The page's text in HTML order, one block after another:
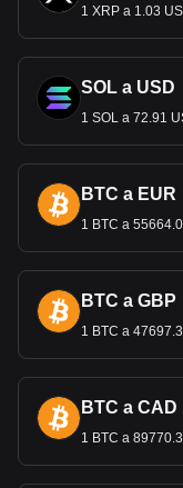
1 XRP a 1.03
SOL a USD
1 SOL a 72.91
BTC a EUR
1 BTC a
BTC a GBP
1 BTC a
BTC a CAD
1 BTC a